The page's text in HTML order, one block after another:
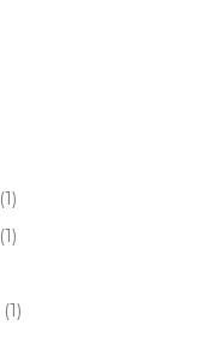
(1)
(1)
(1)